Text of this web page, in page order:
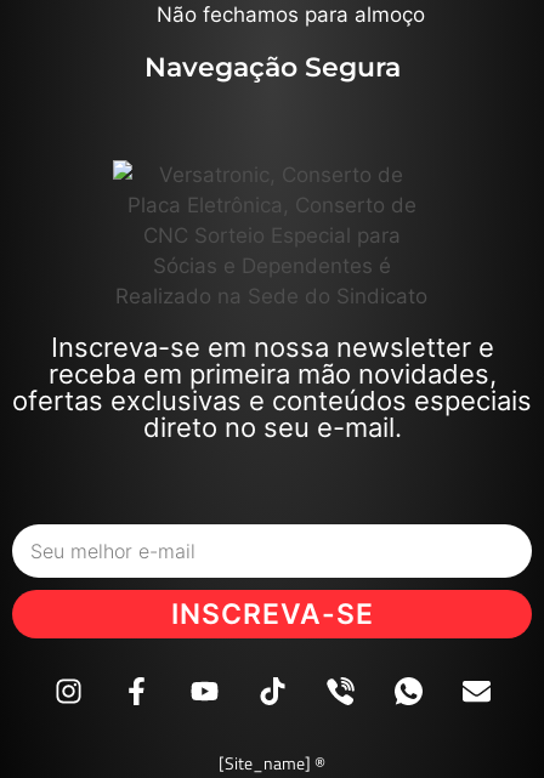
Não fechamos para almoço
Navegação Segura
Inscreva-se em nossa newsletter e
receba em primeira mão novidades,
ofertas exclusivas e conteúdos especiais
direto no seu e-mail.
INSCREVA-SE
[site_name] ®